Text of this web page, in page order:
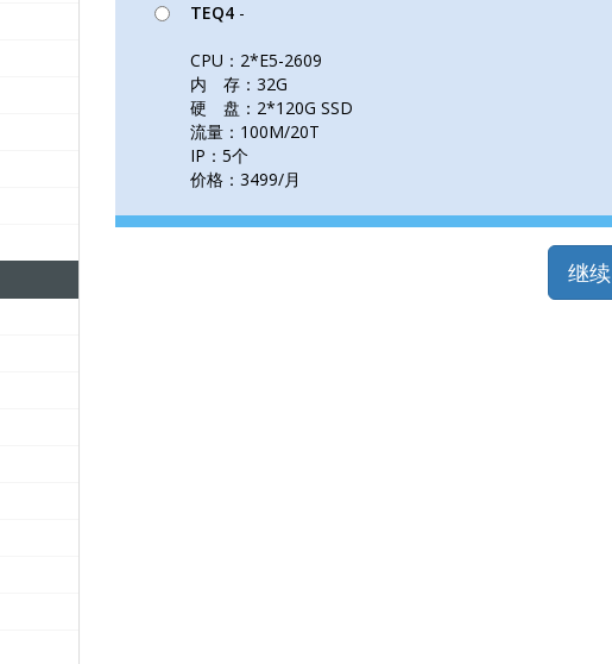
TEQ4 -
CPU：2*E5-2609
内 存：32G
硬 盘：2*120G SSD
流量：100M/20T
IP：5个
价格：3499/月
继续